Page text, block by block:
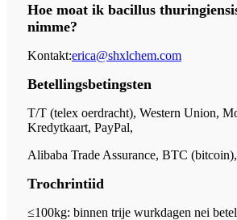
Hoe moat ik bacillus
nimme?
Kontakt:erica@shxlchem.com
Betellingsbetingsten
T/T (telex oerdracht), Western Union,
Kredytkaart, PayPal,
Alibaba Trade Assurance, BTC
Trochrintiid
≤100kg: binnen trije wurkdagen nei